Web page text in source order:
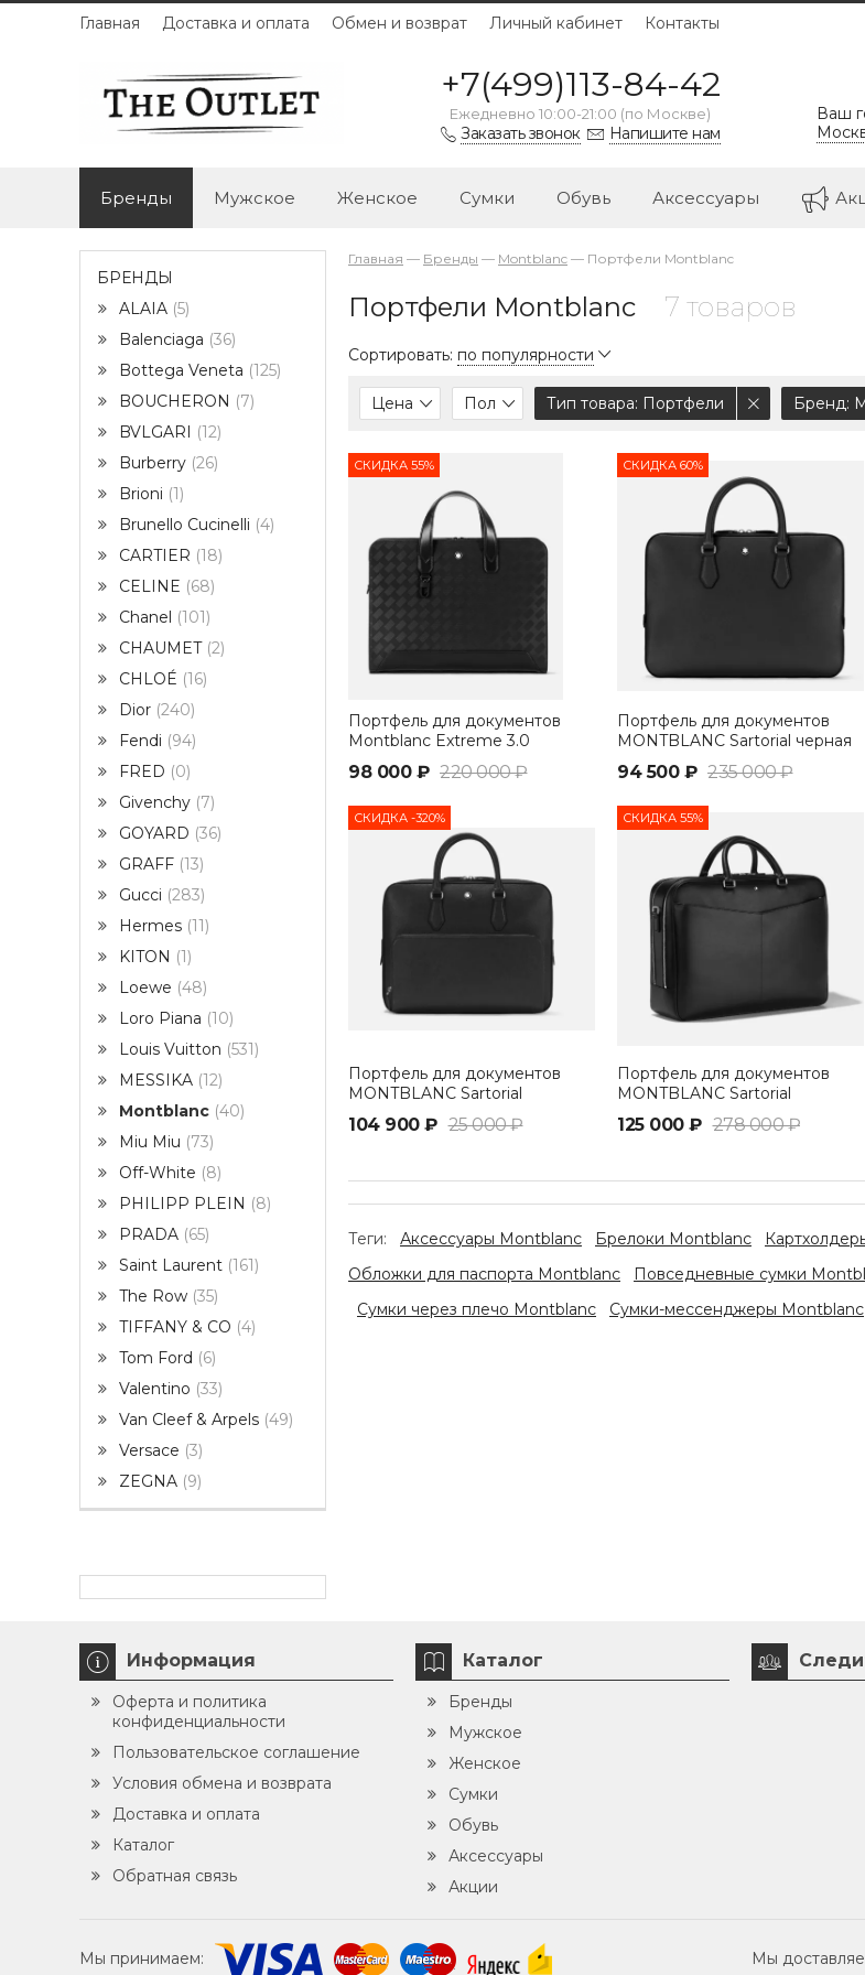
Главная Доставка и оплата Обмен и возврат Личный кабинет Контакты
+7(499)113-84-42
Ежедневно 10:00-21:00 (по Москве)
Заказать звонок Напишите нам
Ваш
Бренды Мужское Женское Сумки Обувь Аксессуары
Главная — Бренды — Montblanc — Портфели Montblanc
Портфели Montblanc 7 товаров
Сортировать: по популярности
Цена Пол Тип товара: Портфели Бренд:
СКИДКА 55%
Портфель для документов
Montblanc Extreme 3.0
98 000 ₽ 220 000 ₽
СКИДКА 60%
Портфель для документов
MONTBLANC Sartorial черная
94 500 ₽ 235 000 ₽
СКИДКА -320%
Портфель для документов
MONTBLANC Sartorial
среднего размера
104 900 ₽ 25 000 ₽
СКИДКА 55%
Портфель для документов
MONTBLANC Sartorial
большого размера
125 000 ₽ 278 000 ₽
Теги: Аксессуары Montblanc Брелоки Montblanc
Обложки для паспорта Montblanc
Повседневные сумки
Сумки через плечо Montblanc
Сумки-мессенджеры Montblanc
БРЕНДЫ
ALAIA 5
Balenciaga 36
Bottega Veneta 125
BOUCHERON
7
BVLGARI
12
Burberry 26
Brioni 1
Brunello Cucinelli 4
CARTIER 18
CELINE
68
Chanel 101
CHAUMET 2
CHLOÉ 16
Dior 240
Fendi
94
FRED
0
Givenchy 7
GOYARD 36
GRAFF 13
Gucci 283
Hermes 11
KITON
1
Loewe 48
Loro Piana 10
Louis Vuitton 531
MESSIKA 12
Montblanc 40
Miu Miu
73
Off-White
8
PHILIPP PLEIN
8
PRADA 65
Saint Laurent 161
The Row 35
TIFFANY & CO 4
Tom Ford
6
Valentino 33
Van Cleef & Arpels 49
Versace 3
ZEGNA 9
Информация
Оферта и политика
конфиденциальности
Пользовательское соглашение
Условия обмена и возврата
Доставка и оплата
Каталог
Обратная связь
Каталог
Бренды
Мужское
Женское
Сумки
Обувь
Аксессуары
Акции
Мы принимаем: Мы